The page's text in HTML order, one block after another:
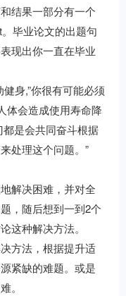
结果一部分有一个
毕业论文的出题句
现出你一直在毕业
身,”你很有可能必须
体会造成使用寿命降
是会共同奋斗根据
处理这个问题。”
解决困难，并对全
，随后想到一到2个
这种解决方法。
方法，根据提升适
紧缺的难题。或是
。